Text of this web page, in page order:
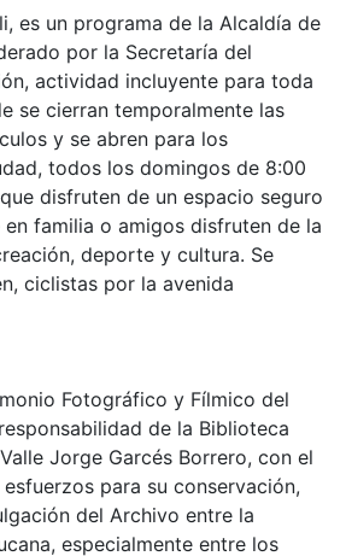
es un programa de la Alcaldía de
por la Secretaría del
actividad incluyente para toda
se cierran temporalmente las
y se abren para los
todos los domingos de 8:00
disfruten de un espacio seguro
familia o amigos disfruten de la
deporte y cultura. Se
ciclistas por la avenida
Fotográfico y Fílmico del
de la Biblioteca
Jorge Garcés Borrero, con el
para su conservación,
del Archivo entre la
especialmente entre los